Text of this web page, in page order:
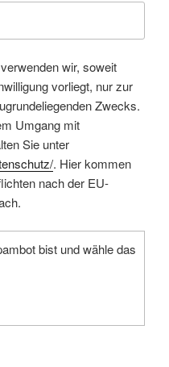
wir, soweit
vorliegt, nur zur
Zwecks.
Umgang mit
Sie unter
. Hier kommen
nach der EU-
bist und wähle das